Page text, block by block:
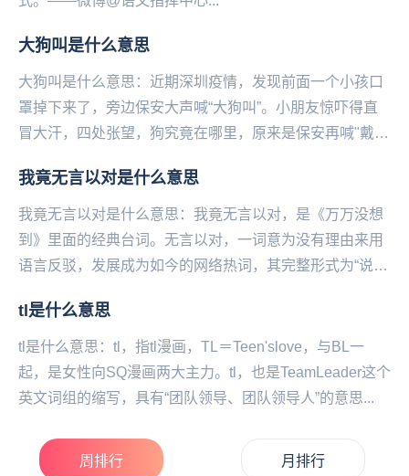
大狗叫是什么意思
大狗叫是什么意思：近期深圳疫情，发现前面一个小孩口
罩掉下来了，旁边保安大声喊“大狗叫”。小朋友惊吓得直
冒大汗，四处张望，狗究竟在哪里，原来是保安再喊"戴口
我竟无言以对是什么意思
我竟无言以对是什么意思：我竟无言以对，是《万万没想
到》里面的经典台词。无言以对，一词意为没有理由来用
语言反驳，发展成为如今的网络热词，其完整形式为“说得
tl是什么意思
tl是什么意思：tl，指tl漫画，TL＝Teen'slove，与BL一
起，是女性向SQ漫画两大主力。tl，也是TeamLeader这个
英文词组的缩写，具有“团队领导、团队领导人”的意思...
周排行 月排行